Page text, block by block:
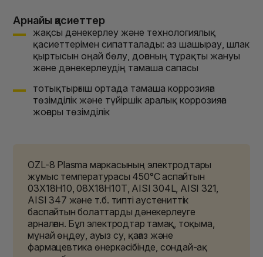
Арнайы қасиеттер
жақсы дәнекерлеу және технологиялық
қасиеттерімен сипатталады: аз шашырау, шлак
қыртысын оңай бөлу, доғаның тұрақты жануы
және дәнекерлеудің тамаша сапасы
тотықтырғыш ортада тамаша коррозияға
төзімділік және түйіршік аралық коррозияға
жоғары төзімділік
OZL-8 Plasma маркасының электродтары
жұмыс температурасы 450°С аспайтын
03Х18Н10, 08Х18Н10Т, AISI 304L, AISI 321,
AISI 347 және т.б. типті аустениттік
баспайтын болаттарды дәнекерлеуге
арналған. Бұл электродтар тамақ, тоқыма,
мұнай өңдеу, ауыз су, қағаз және
фармацевтика өнеркәсібінде, сондай-ақ